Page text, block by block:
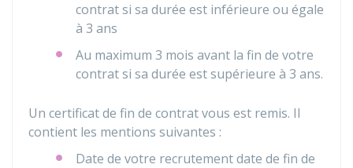
contrat si sa durée est inférieure ou égale
à 3 ans
Au maximum 3 mois avant la fin de votre
contrat si sa durée est supérieure à 3 ans.
Un certificat de fin de contrat vous est remis. Il
contient les mentions suivantes :
Date de votre recrutement date de fin de